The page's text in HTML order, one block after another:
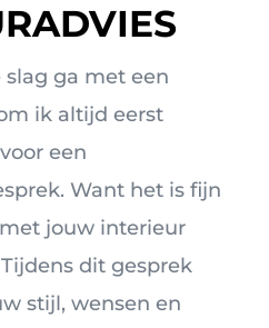
ga met een
ik altijd eerst
een
Want het is fijn
jouw interieur
dit gesprek
stijl, wensen en